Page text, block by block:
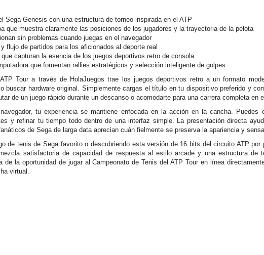
Sega Genesis con una estructura de torneo inspirada en el ATP
que muestra claramente las posiciones de los jugadores y la trayectoria de la pelota
sin problemas cuando juegas en el navegador
flujo de partidos para los aficionados al deporte real
capturan la esencia de los juegos deportivos retro de consola
que fomentan rallies estratégicos y selección inteligente de golpes
Tour a través de HolaJuegos trae los juegos deportivos retro a un formato
buscar hardware original. Simplemente cargas el título en tu dispositivo preferido y
de un juego rápido durante un descanso o acomodarte para una carrera completa en
tu experiencia se mantiene enfocada en la acción en la cancha. Puedes
y refinar tu tiempo todo dentro de una interfaz simple. La presentación directa
de Sega de larga data aprecian cuán fielmente se preserva la apariencia y
de tenis de Sega favorito o descubriendo esta versión de 16 bits del circuito ATP por
satisfactoria de capacidad de respuesta al estilo arcade y una estructura de
de la oportunidad de jugar al Campeonato de Tenis del ATP Tour en línea
virtual.